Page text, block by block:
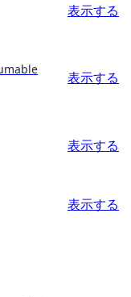
表示する
表示する
表示する
表示する